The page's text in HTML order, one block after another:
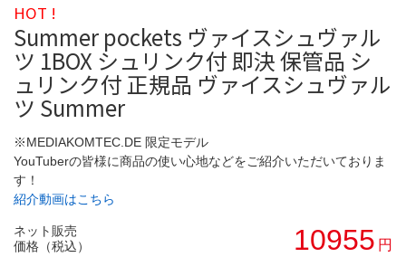
HOT !
Summer pockets ヴァイスシュヴァル
ツ 1BOX シュリンク付 即決 保管品 シ
ュリンク付 正規品 ヴァイスシュヴァル
ツ Summer
※MEDIAKOMTEC.DE 限定モデル
YouTuberの皆様に商品の使い心地などをご紹介いただいておりま
す！
紹介動画はこちら
ネット販売
価格（税込）
10955 円